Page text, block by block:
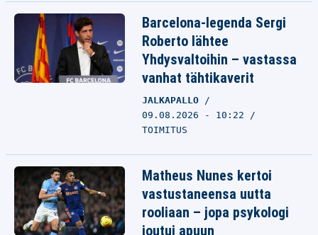
Barcelona-legenda Sergi
Roberto lähtee
Yhdysvaltoihin – vastassa
vanhat tähtikaverit
JALKAPALLO
09.08.2026 - 10:22
TOIMITUS
Matheus Nunes kertoi
vastustaneensa uutta
rooliaan – jopa psykologi
joutui apuun